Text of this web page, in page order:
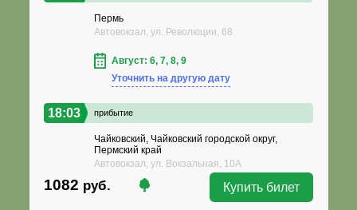
Пермь
Автовокзал, ул. Революции, 68
Август: 6, 7, 8, 9
Уточнить на другую дату
18:03 прибытие
Чайковский, Чайковский городской округ,
Пермский край
Автовокзал, ул. Вокзальная, 10А
1082 руб. Купить билет